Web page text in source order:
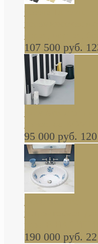
керамическая
серая, черная,
107 500 руб.
навесное
95 000 руб.
Decorated
встраиваемая
роза В НАЛИЧИИ
190 000 руб.